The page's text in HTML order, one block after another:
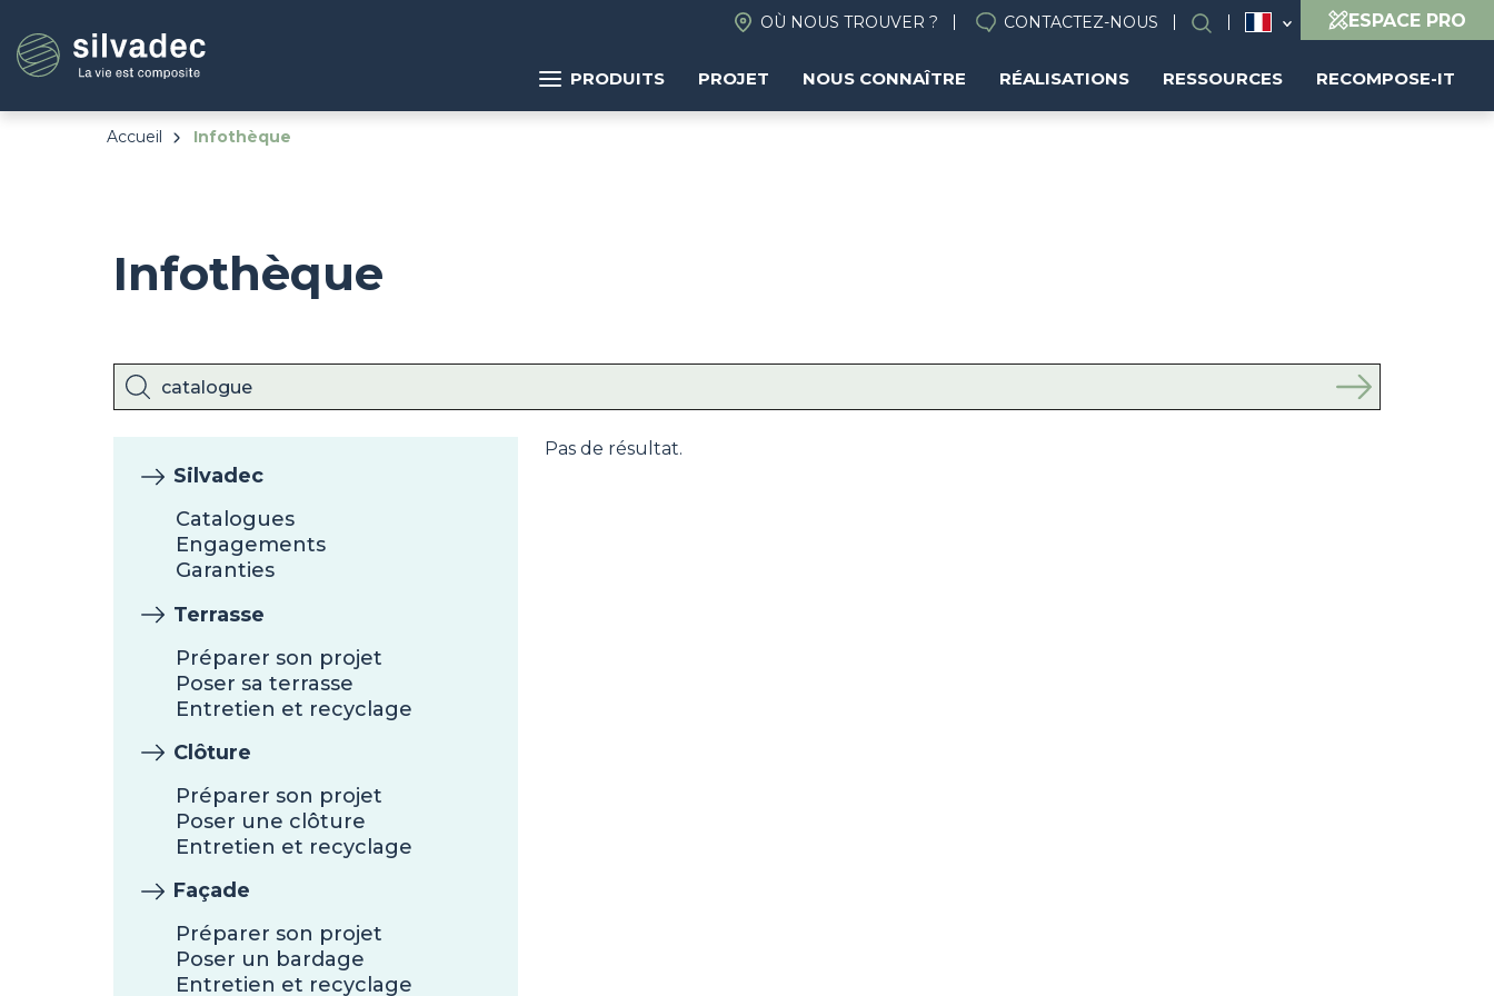
au
contenu
principal
OÙ NOUS TROUVER ? CONTACTEZ-NOUS Rechercher ESPACE PRO
PRODUITS PROJET NOUS CONNAÎTRE RÉALISATIONS RESSOURCES RECOMPOSE-IT
Accueil Infothèque
Infothèque
Silvadec
Catalogues
Engagements
Garanties
Terrasse
Préparer son projet
Poser sa terrasse
Entretien et recyclage
Clôture
Préparer son projet
Poser une clôture
Entretien et recyclage
Façade
Préparer son projet
Poser un bardage
Entretien et recyclage
Pas de résultat.